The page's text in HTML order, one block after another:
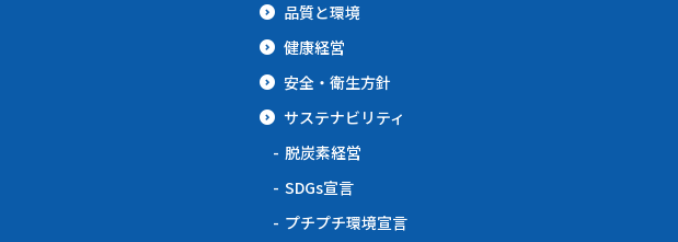
品質と環境
健康経営
安全・衛生方針
サステナビリティ
脱炭素経営
SDGs宣言
プチプチ環境宣言